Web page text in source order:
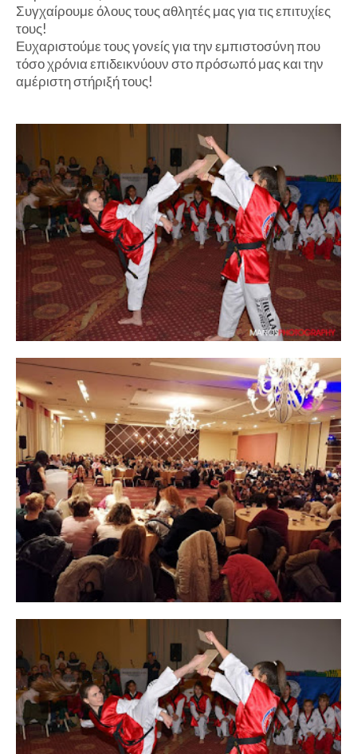
Συγχαίρουμε όλους τους αθλητές μας για τις επιτυχίες
τους!
Ευχαριστούμε τους γονείς για την εμπιστοσύνη που
τόσο χρόνια επιδεικνύουν στο πρόσωπό μας και την
αμέριστη στήριξή τους!